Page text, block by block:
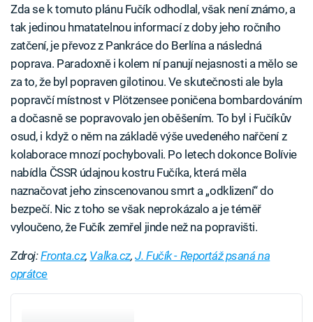
Zda se k tomuto plánu Fučík odhodlal, však není známo, a
tak jedinou hmatatelnou informací z doby jeho ročního
zatčení, je převoz z Pankráce do Berlína a následná
poprava. Paradoxně i kolem ní panují nejasnosti a mělo se
za to, že byl popraven gilotinou. Ve skutečnosti ale byla
popravčí místnost v Plötzensee poničena bombardováním
a dočasně se popravovalo jen oběšením. To byl i Fučíkův
osud, i když o něm na základě výše uvedeného nařčení z
kolaborace mnozí pochybovali. Po letech dokonce Bolívie
nabídla ČSSR údajnou kostru Fučíka, která měla
naznačovat jeho zinscenovanou smrt a „odklizení“ do
bezpečí. Nic z toho se však neprokázalo a je téměř
vyloučeno, že Fučík zemřel jinde než na popravišti.
Zdroj:Fronta.cz, Valka.cz,J. Fučík - Reportáž psaná na
oprátce